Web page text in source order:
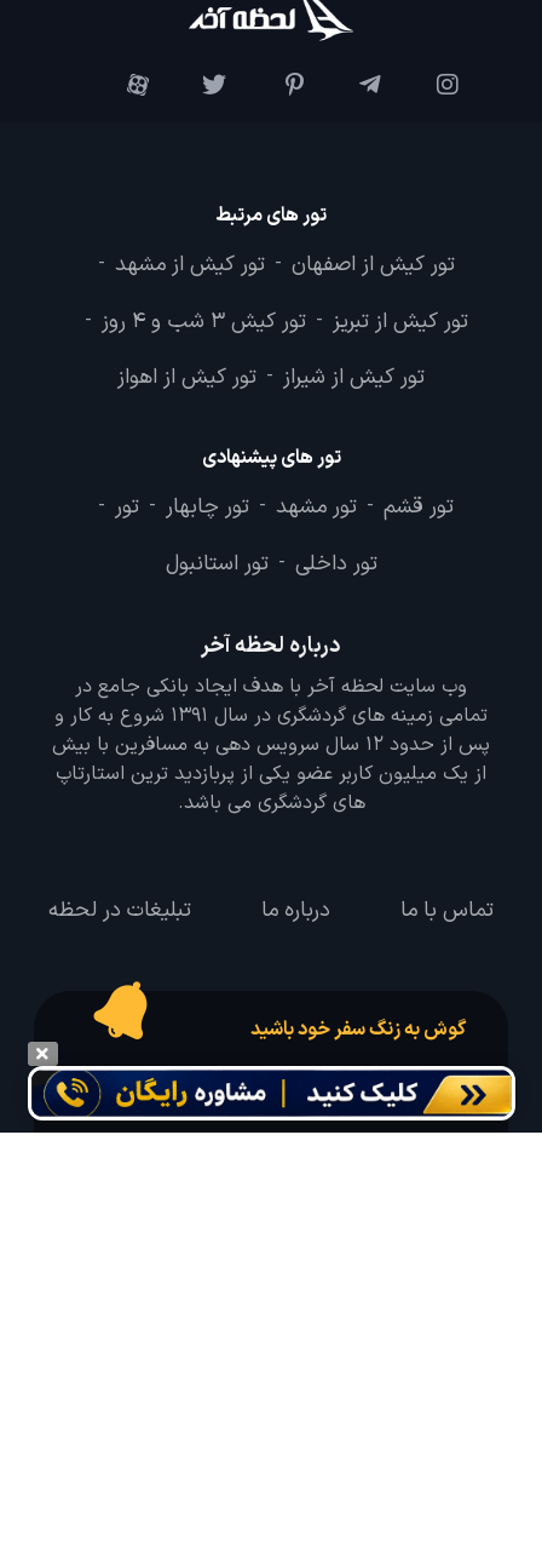
تور های مرتبط
تور کیش از اصفهان - تور کیش از مشهد -
تور کیش از تبریز - تور کیش 3 شب و 4 روز -
تور کیش از شیراز - تور کیش از اهواز
تور های پیشنهادی
تور قشم - تور مشهد - تور چابهار - تور -
تور داخلی - تور استانبول
درباره لحظه آخر
وب سایت لحظه آخر با هدف ایجاد بانکی جامع در
تمامی زمینه های گردشگری در سال 1391 شروع به کار و
پس از حدود 12 سال سرویس دهی به مسافرین با بیش
از یک میلیون کاربر عضو یکی از پربازدید ترین استارتاپ
های گردشگری می باشد.
تماس با ما درباره ما تبلیغات در لحظه
گوش به زنگ سفر خود باشید
درخواست سفر خود را در مدت زمان دلخواه ثبت و پیامک بهترین آفر مربوط به تور
درخواستی خود را دریافت نمایید